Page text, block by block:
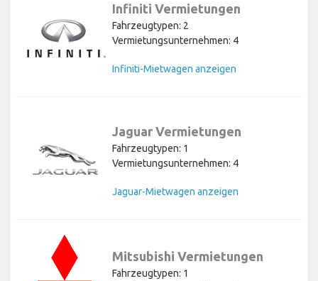
Infiniti Vermietungen
Fahrzeugtypen: 2
Vermietungsunternehmen: 4
Infiniti-Mietwagen anzeigen
Jaguar Vermietungen
Fahrzeugtypen: 1
Vermietungsunternehmen: 4
Jaguar-Mietwagen anzeigen
Mitsubishi Vermietungen
Fahrzeugtypen: 1